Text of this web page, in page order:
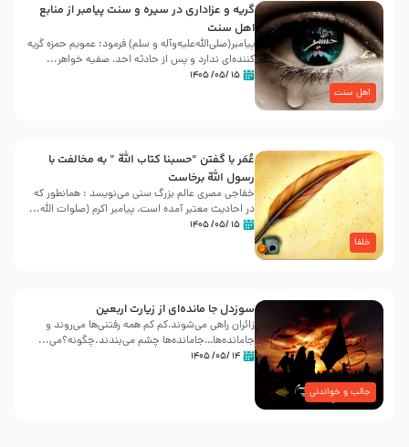
اهل سنت
گریه و عزاداری در سیره و سنت پیامبر از منابع
اهل سنت
پیامبر(صلی‌الله‌علیه‌وآله و سلم) فرمود: عمویم حمزه گریه
کننده‌ای ندارد و پس از حادثه احد، صفیه خواهر...
۱۵ /۰۵/ ۱۴۰۵
خلفا
عُمَر با گفتن “حسبنا كتاب اللّه ” به مخالفت با
رسول اللّه برخاست
خفاجی مصری عالم بزرگ سنی می‌نویسد : همانطور که
در احادیث معتبر آمده است، پیامبر اکرم (صلوات اللّه...
۱۵ /۰۵/ ۱۴۰۵
جالب و خواندنی
سوزدل جا مانده‌ای از زیارت اربعین
زائران راهی می‌شوند،کم‌ کم همه رفتنی‌ها می‌روند و
جامانده‌ها…جامانده‌ها چشم می‌بندند.چگونه؟می‌...
۱۴ /۰۵/ ۱۴۰۵